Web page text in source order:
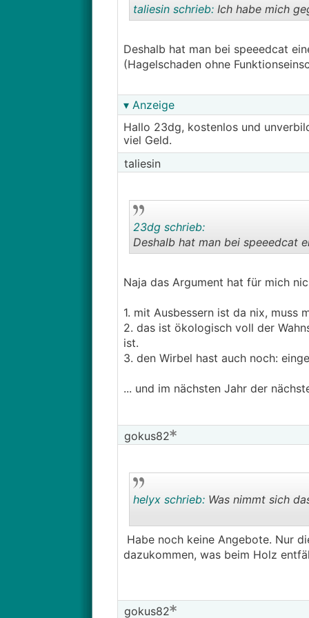
taliesin schrieb:Ich habe mich
Deshalb hat man bei speeedcat
(Hagelschaden ohne
▾ Anzeige
Hallo 23dg, kostenlos und
viel Geld.
taliesin
23dg schrieb:
Deshalb hat man bei speeedcat
Naja das Argument hat für mich
1. mit Ausbessern ist da nix, muss
2. das ist ökologisch voll der
ist.
3. den Wirbel hast auch noch:
... und im nächsten Jahr der
gokus82
helyx schrieb:Was nimmt sich
Habe noch keine Angebote. Nur
dazukommen, was beim Holz
gokus82